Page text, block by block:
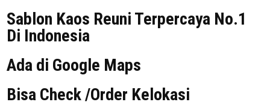
Sablon Kaos Reuni Terpercaya No.1
Di Indonesia
Ada di Google Maps
Bisa Check /Order Kelokasi